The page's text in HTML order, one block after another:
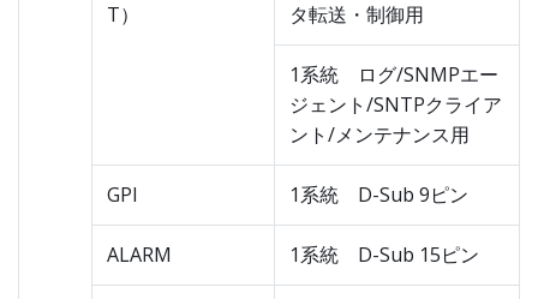
T）
タ転送・制御用
1系統 ログ/SNMPエー
ジェント/SNTPクライア
ント/メンテナンス用
GPI 1系統 D-Sub 9ピン
ALARM 1系統 D-Sub 15ピン